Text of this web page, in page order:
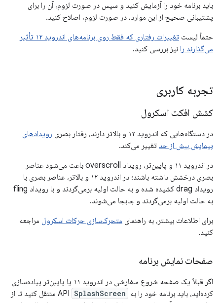
باید برنامه خود را آزمایش کنید و سپس در صورت لزوم، آن را برای
پشتیبانی صحیح از این موارد، در صورت لزوم، اصلاح کنید.
حتماً لیست
تغییرات رفتاری که فقط روی برنامه‌های اندروید ۱۲ تأثیر
می‌گذارند را نیز بررسی کنید.
تجربه کاربری
کشش افکت اسکرول
در دستگاه‌هایی که اندروید ۱۲ و بالاتر دارند، رفتار بصری
رویدادهای
پیمایش بیش از حد تغییر می‌کند.
در اندروید ۱۱ و پایین‌تر، رویداد overscroll باعث می‌شود عناصر
بصری درخشش داشته باشند؛ در اندروید ۱۲ و بالاتر، عناصر بصری با
رویداد drag کشیده شده و به حالت اولیه برمی‌گردند و با رویداد fling
به حالت اولیه برمی‌گردند و جابجا می‌شوند.
برای اطلاعات بیشتر، به راهنمای متحرک‌سازی حرکات اسکرول مراجعه
کنید.
صفحات نمایش برنامه
اگر قبلاً یک صفحه شروع سفارشی در اندروید ۱۱ یا پایین‌تر پیاده‌سازی
کرده‌اید، باید برنامه خود را به API SplashScreen
منتقل کنید تا از